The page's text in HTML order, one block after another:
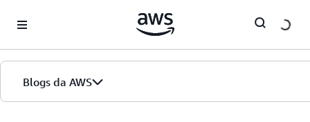
Blogs da AWS